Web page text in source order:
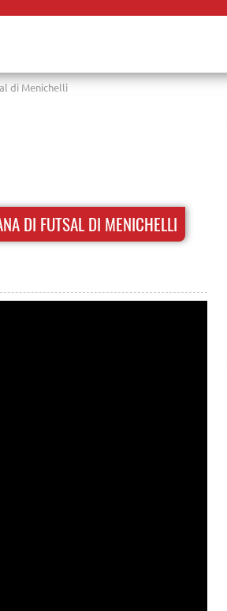
di Menichelli
DI FUTSAL DI MENICHELLI